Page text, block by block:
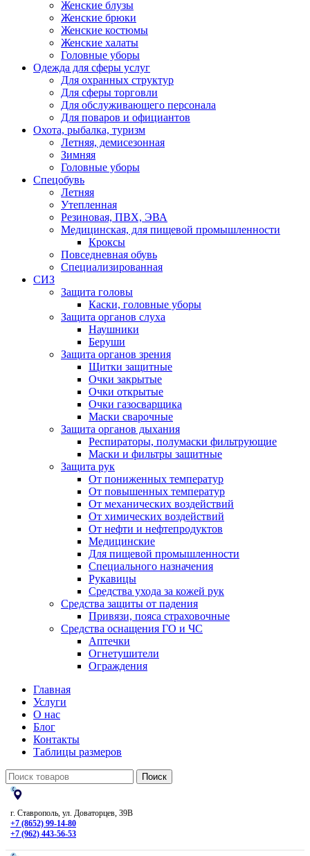
Женские блузы
Женские брюки
Женские костюмы
Женские халаты
Головные уборы
Одежда для сферы услуг
Для охранных структур
Для сферы торговли
Для обслуживающего персонала
Для поваров и официантов
Охота, рыбалка, туризм
Летняя, демисезонная
Зимняя
Головные уборы
Спецобувь
Летняя
Утепленная
Резиновая, ПВХ, ЭВА
Медицинская, для пищевой промышленности
Кроксы
Повседневная обувь
Специализированная
СИЗ
Защита головы
Каски, головные уборы
Защита органов слуха
Наушники
Беруши
Защита органов зрения
Щитки защитные
Очки закрытые
Очки открытые
Очки газосварщика
Маски сварочные
Защита органов дыхания
Респираторы, полумаски фильтрующие
Маски и фильтры защитные
Защита рук
От пониженных температур
От повышенных температур
От механических воздействий
От химических воздействий
От нефти и нефтепродуктов
Медицинские
Для пищевой промышленности
Специального назначения
Рукавицы
Средства ухода за кожей рук
Средства защиты от падения
Привязи, пояса страховочные
Средства оснащения ГО и ЧС
Аптечки
Огнетушители
Ограждения
Главная
Услуги
О нас
Блог
Контакты
Таблицы размеров
Поиск
г. Ставрополь, ул. Доваторцев, 39В
+7 (8652) 99-14-80
+7 (962) 443-56-53